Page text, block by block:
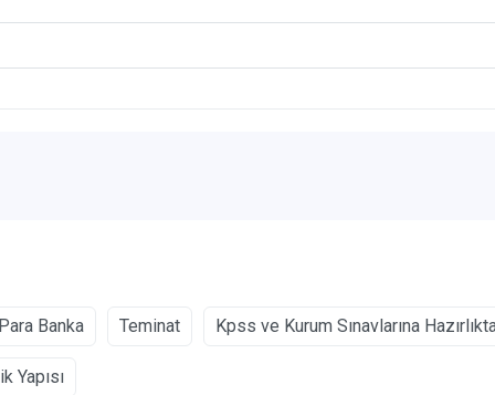
Para Banka Teminat Kpss ve Kurum Sınavlarına
Yapısı